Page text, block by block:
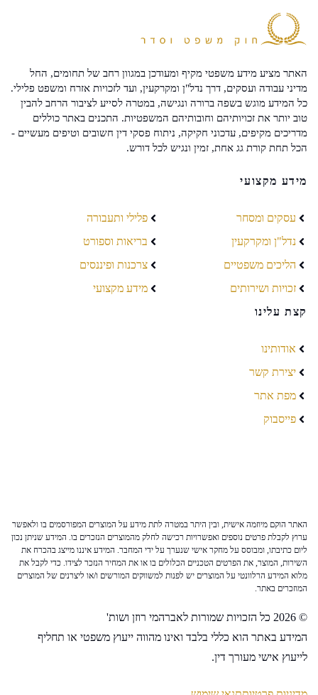
האתר מציע מידע משפטי מקיף ומעודכן במגוון רחב של תחומים, החל
מדיני עבודה ועסקים, דרך נדל"ן ומקרקעין, ועד לזכויות אזרח ומשפט פלילי.
כל המידע מוגש בשפה ברורה ונגישה, במטרה לסייע לציבור הרחב להבין
טוב יותר את זכויותיהם וחובותיהם המשפטיות. התכנים באתר כוללים
מדריכים מקיפים, עדכוני חקיקה, ניתוח פסקי דין חשובים וטיפים מעשיים -
הכל תחת קורת גג אחת, זמין ונגיש לכל דורש.
מידע מקצועי
עסקים ומסחר
נדל"ן ומקרקעין
הליכים משפטיים
זכויות ושירותים
פלילי ותעבורה
בריאות וספורט
צרכנות ופיננסים
מידע מקצועי
קצת עלינו
אודותינו
יצירת קשר
מפת אתר
פייסבוק
האתר הוקם מיוזמה אישית, ובין היתר במטרה לתת מידע על המוצרים המפורסמים בו ולאפשר
ערוץ לקבלת פרטים נוספים ואפשרויות רכישה לחלק מהמוצרים הנזכרים בו. המידע שניתן נכון
ליום כתיבתו, ומבוסס על מחקר אישי שנערך על ידי המחבר. המידע איננו מייצג בהכרח את
השירות, המוצר, את הפרטים הטכניים הכלולים בו או את המחיר הנזכר לצידו. כדי לקבל את
מלוא המידע הרלוונטי על המוצרים יש לפנות למשווקים המורשים ו/או ליצרנים של המוצרים
המוזכרים באתר.
© 2026 כל הזכויות שמורות לאברהמי רוזן ושות'
המידע באתר הוא כללי בלבד ואינו מהווה ייעוץ משפטי או תחליף
לייעוץ אישי מעורך דין.